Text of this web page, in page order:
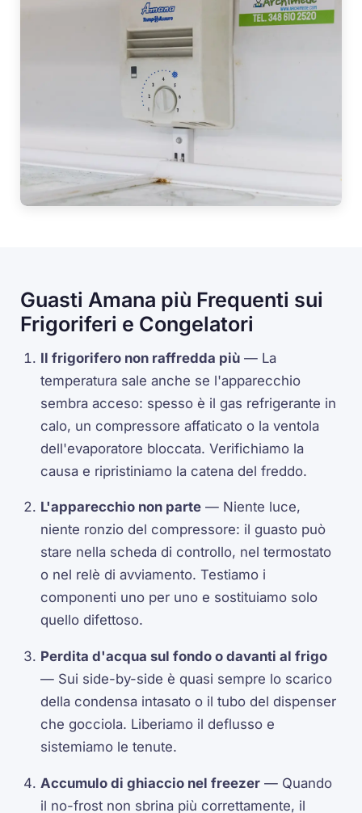
Guasti Amana più Frequenti sui
Frigoriferi e Congelatori
Il frigorifero non raffredda più — La
temperatura sale anche se l'apparecchio
sembra acceso: spesso è il gas refrigerante in
calo, un compressore affaticato o la ventola
dell'evaporatore bloccata. Verifichiamo la
causa e ripristiniamo la catena del freddo.
L'apparecchio non parte — Niente luce,
niente ronzio del compressore: il guasto può
stare nella scheda di controllo, nel termostato
o nel relè di avviamento. Testiamo i
componenti uno per uno e sostituiamo solo
quello difettoso.
Perdita d'acqua sul fondo o davanti al frigo
— Sui side-by-side è quasi sempre lo scarico
della condensa intasato o il tubo del dispenser
che gocciola. Liberiamo il deflusso e
sistemiamo le tenute.
Accumulo di ghiaccio nel freezer — Quando
il no-frost non sbrina più correttamente, il